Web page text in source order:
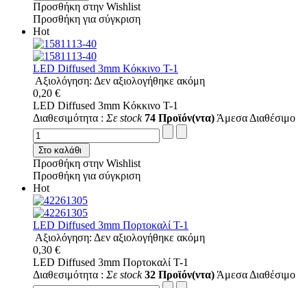
Προσθήκη στην Wishlist
Προσθήκη για σύγκριση
Hot
LED Diffused 3mm Κόκκινο T-1
Αξιολόγηση: Δεν αξιολογήθηκε ακόμη
0,20 €
LED Diffused 3mm Κόκκινο T-1
Διαθεσιμότητα : Σε stock 74 Προϊόν(ντα) Άμεσα Διαθέσιμο
Στο καλάθι
Προσθήκη στην Wishlist
Προσθήκη για σύγκριση
Hot
LED Diffused 3mm Πορτοκαλί T-1
Αξιολόγηση: Δεν αξιολογήθηκε ακόμη
0,30 €
LED Diffused 3mm Πορτοκαλί T-1
Διαθεσιμότητα : Σε stock 32 Προϊόν(ντα) Άμεσα Διαθέσιμο